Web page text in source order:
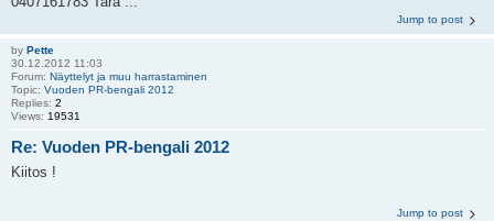
Jump to post
by Pette
30.12.2012 11:03
Forum: Näyttelyt ja muu harrastaminen
Topic: Vuoden PR-bengali 2012
Replies: 2
Views: 19531
Re: Vuoden PR-bengali 2012
Kiitos !
Jump to post